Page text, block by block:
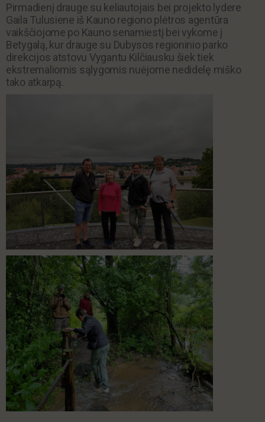
Pirmadienį drauge su keliautojais bei projekto lydere
Gaila Tulusiene iš Kauno regiono plėtros agentūra
vaikščiojome po Kauno senamiestį bei vykome į
Betygalą, kur drauge su Dubysos regioninio parko
direkcijos atstovu Vygantu Kilčiausku šiek tiek
ekstremaliomis sąlygomis nuėjome nedidelę miško
tako atkarpą.